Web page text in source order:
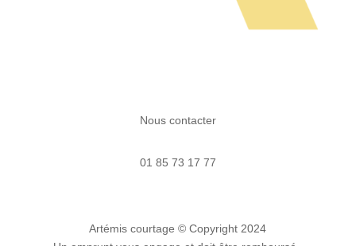
Nous contacter
01 85 73 17 77
Artémis courtage© Copyright 2024